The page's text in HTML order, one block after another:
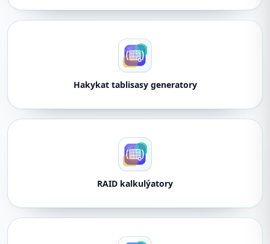
Hakykat tablisasy generatory
RAID kalkulýatory